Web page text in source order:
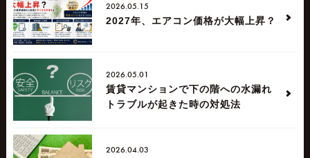
2026.05.15
2027年、エアコン価格が大幅上昇？
2026.05.01
賃貸マンションで下の階への水漏れ
トラブルが起きた時の対処法
2026.04.03